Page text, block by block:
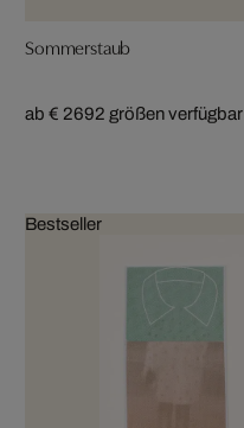
Sommerstaub
ab € 2692 größen verfügbar
Bestseller